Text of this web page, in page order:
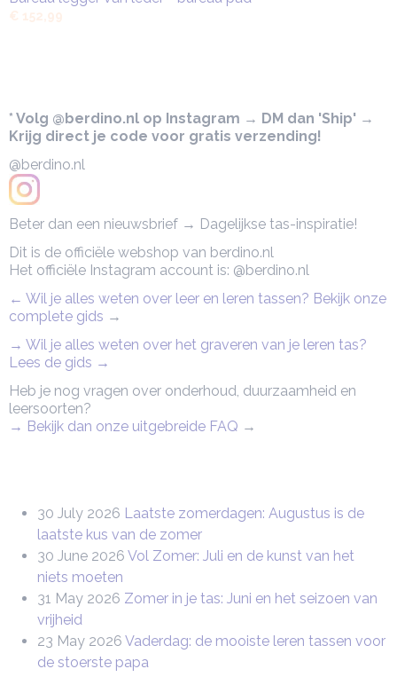
€ 152,99
* Volg @berdino.nl op Instagram → DM dan 'Ship' →
Krijg direct je code voor gratis verzending!
@berdino.nl
Beter dan een nieuwsbrief → Dagelijkse tas-inspiratie!
Dit is de officiële webshop van berdino.nl
Het officiële Instagram account is: @berdino.nl
← Wil je alles weten over leer en leren tassen? Bekijk onze
complete gids →
→ Wil je alles weten over het graveren van je leren tas?
Lees de gids →
Heb je nog vragen over onderhoud, duurzaamheid en
leersoorten?
→ Bekijk dan onze uitgebreide FAQ →
30 July 2026 Laatste zomerdagen: Augustus is de
laatste kus van de zomer
30 June 2026 Vol Zomer: Juli en de kunst van het
niets moeten
31 May 2026 Zomer in je tas: Juni en het seizoen van
vrijheid
23 May 2026 Vaderdag: de mooiste leren tassen voor
de stoerste papa